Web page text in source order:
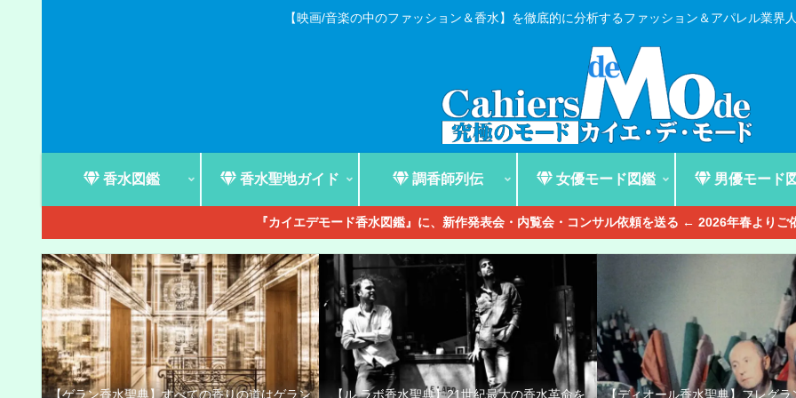
【映画/音楽の中のファッション＆香水】を徹底的に分析するファッション＆アパレル業界
香水図鑑 香水聖地ガイド 調香師列伝 女優モード図鑑 男優モード
『カイエデモード香水図鑑』に、新作発表会・内覧会・コンサル依頼を送る ← 2026年春よりご
【ゲラン香水聖典】すべての香りの道はゲラン 【ル ラボ香水聖典】21世紀最大の香水革命を 【ディオール香水聖典】フレグラ